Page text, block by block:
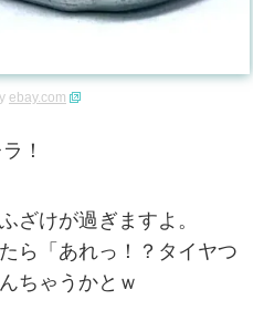
ebay.com
！
ざけが過ぎますよ。
ら「あれっ！？タイヤつ
ちゃうかとｗ